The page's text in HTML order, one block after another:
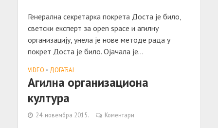
Генерална секретарка покрета Доста је било,
светски експерт за open space и агилну
организацију, унела је нове методе рада у
покрет Доста је било. Ојачала је...
VIDEO • ДОГАЂАЈ
Агилна организациона
култура
24. новембра 2015. Коментари